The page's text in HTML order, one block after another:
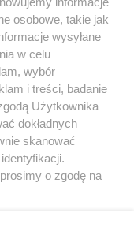
i postawić
IP: 83.20.xx8.xx1
sil się bo go
masz dobre
osobowe, takie jak
wysyłane
w celu
wybór
i treści, badanie
Użytkownika
dokładnych
skanować
o zgodę na